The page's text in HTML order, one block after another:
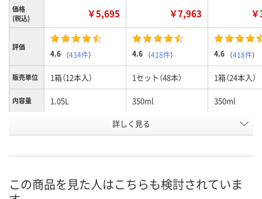
価格
(税込)
￥5,695 ￥7,963
評価
4.6 （434件） 4.6 （418件） 4.6 （418件）
販売単位 1箱（12本入） 1セット（48本） 1箱（24本入）
内容量 1.05L 350ml 350ml
888371
8月7日（金）
詳しく見る
この商品を見た人はこちらも検討されていま